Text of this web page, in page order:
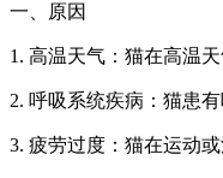
一、原因
1. 高温天气：猫在高温
2. 呼吸系统疾病：猫患
3. 疲劳过度：猫在运动